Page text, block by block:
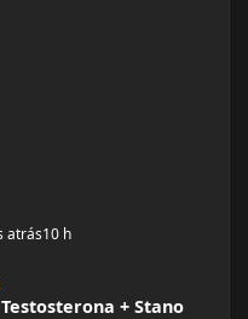
atrás10 h
+ Stano